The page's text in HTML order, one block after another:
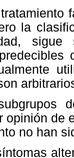
la
sigue
opinión de
no han